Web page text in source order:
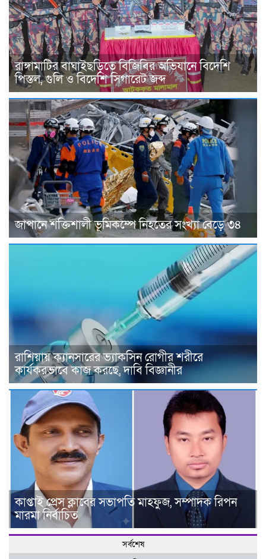
রাঙ্গামাটির বাঘাইছড়িতে বিজিবির অভিযানে বিদেশি
পিস্তল, গুলি ও বিদেশি সিগারেট জব্দ
জাপানে শক্তিশালী ভূমিকম্পে নিহতের সংখ্যা বেড়ে ৩৪
রাশিয়ায় ক্যানসারের ভ্যাকসিন রোগীর শরীরে
কার্যকরভাবে কাজ করছে, দাবি বিজ্ঞানীর
কাপ্তাই প্রেস ক্লাবের সভাপতি মাহফুজ, সম্পাদক রিপন
মারমা নির্বাচিত
সর্বশেষ